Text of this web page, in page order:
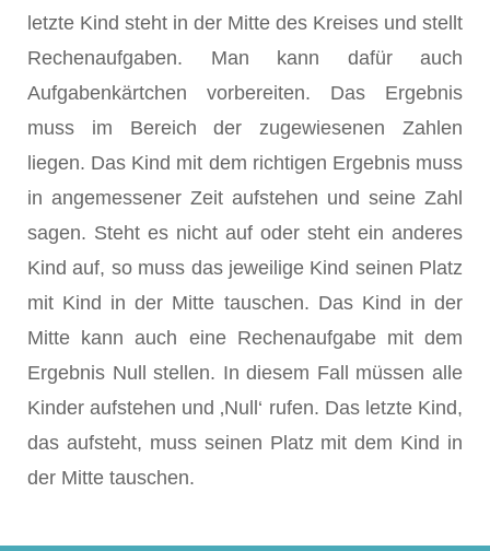
letzte Kind steht in der Mitte des Kreises und stellt
Rechenaufgaben. Man kann dafür auch
Aufgabenkärtchen vorbereiten. Das Ergebnis
muss im Bereich der zugewiesenen Zahlen
liegen. Das Kind mit dem richtigen Ergebnis muss
in angemessener Zeit aufstehen und seine Zahl
sagen. Steht es nicht auf oder steht ein anderes
Kind auf, so muss das jeweilige Kind seinen Platz
mit Kind in der Mitte tauschen. Das Kind in der
Mitte kann auch eine Rechenaufgabe mit dem
Ergebnis Null stellen. In diesem Fall müssen alle
Kinder aufstehen und ‚Null‘ rufen. Das letzte Kind,
das aufsteht, muss seinen Platz mit dem Kind in
der Mitte tauschen.